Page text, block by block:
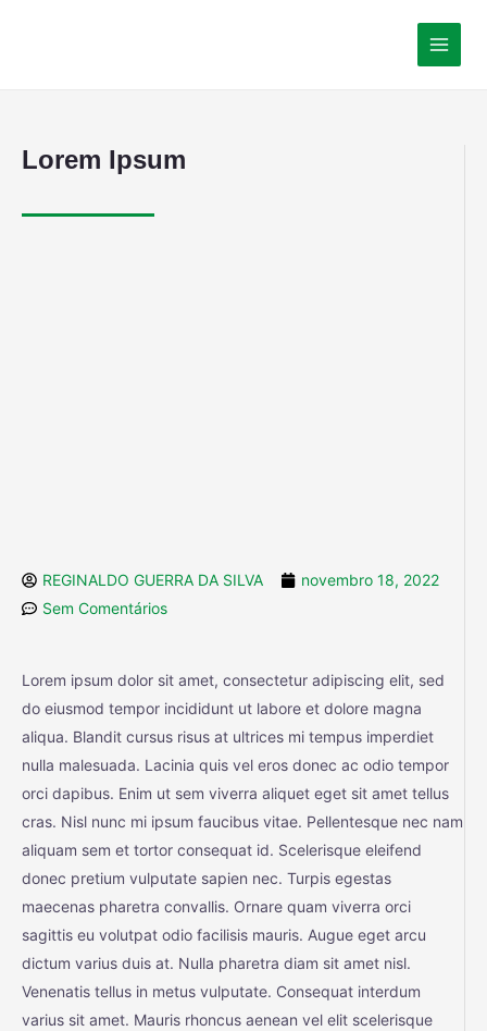
Lorem Ipsum
REGINALDO GUERRA DA SILVA
novembro 18, 2022
Sem Comentários
Lorem ipsum dolor sit amet, consectetur adipiscing elit, sed
do eiusmod tempor incididunt ut labore et dolore magna
aliqua. Blandit cursus risus at ultrices mi tempus imperdiet
nulla malesuada. Lacinia quis vel eros donec ac odio tempor
orci dapibus. Enim ut sem viverra aliquet eget sit amet tellus
cras. Nisl nunc mi ipsum faucibus vitae. Pellentesque nec nam
aliquam sem et tortor consequat id. Scelerisque eleifend
donec pretium vulputate sapien nec. Turpis egestas
maecenas pharetra convallis. Ornare quam viverra orci
sagittis eu volutpat odio facilisis mauris. Augue eget arcu
dictum varius duis at. Nulla pharetra diam sit amet nisl.
Venenatis tellus in metus vulputate. Consequat interdum
varius sit amet. Mauris rhoncus aenean vel elit scelerisque